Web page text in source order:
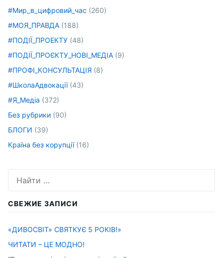
#Мир_в_цифровий_час (260)
#МОЯ_ПРАВДА (188)
#ПОДІЇ_ПРОЕКТУ (48)
#ПОДІЇ_ПРОЄКТУ_НОВІ_МЕДІА (9)
#ПРОФІ_КОНСУЛЬТАЦІЯ (8)
#ШколаАдвокації(43)
#Я_Медіа (372)
Без рубрики (90)
БЛОГИ (39)
Країна без корупції(16)
СВЕЖИЕ ЗАПИСИ
«ДИВОСВІТ» СВЯТКУЄ 5 РОКІВ!»
ЧИТАТИ – ЦЕ МОДНО!